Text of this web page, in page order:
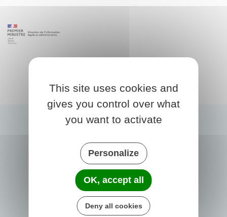
PRIGONRIEUX
This site uses cookies and
gives you control over what
you want to activate
Personalize
OK, accept all
Deny all cookies